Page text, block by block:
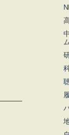
ム